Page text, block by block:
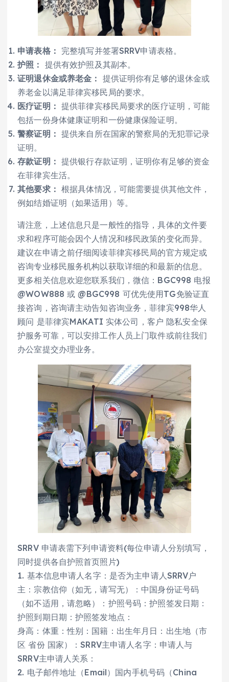
申请表格： 完整填写并签署SRRV申请表格。
护照： 提供有效护照及其副本。
证明退休金或养老金： 提供证明你有足够的退休金或
养老金以满足菲律宾移民局的要求。
医疗证明： 提供菲律宾移民局要求的医疗证明，可能
包括一份身体健康证明和一份健康保险证明。
警察证明： 提供来自所在国家的警察局的无犯罪记录
证明。
存款证明： 提供银行存款证明，证明你有足够的资金
在菲律宾生活。
其他要求： 根据具体情况，可能需要提供其他文件，
例如结婚证明（如果适用）等。
请注意，上述信息只是一般性的指导，具体的文件要
求和程序可能会因个人情况和移民政策的变化而异。
建议在申请之前仔细阅读菲律宾移民局的官方规定或
咨询专业移民服务机构以获取详细的和最新的信息。
更多相关信息欢迎您联系我们，微信：BGC998 电报
@WOW888 或 @BGC998 可优先使用TG免验证直
接咨询，咨询请主动告知咨询业务，菲律宾998华人
顾问 是菲律宾MAKATI 实体公司，客户 隐私安全保
护服务可靠，可以安排工作人员上门取件或前往我们
办公室提交办理业务。
SRRV 申请表需下列申请资料(每位申请人分别填写，
同时提供各自护照首页照片)
1. 基本信息申请人名字：是否为主申请人SRRV户
主：宗教信仰（如无，请写无）：中国身份证号码
（如不适用，请忽略）：护照号码：护照签发日期：
护照到期日期：护照签发地点：
身高：体重：性别：国籍：出生年月日：出生地（市
区 省份 国家）：SRRV主申请人名字：申请人与
SRRV主申请人关系：
2. 电子邮件地址（Email）国内手机号码（China